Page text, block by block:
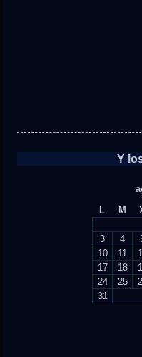
Y
L
M
3
4
10
11
17
18
24
25
31